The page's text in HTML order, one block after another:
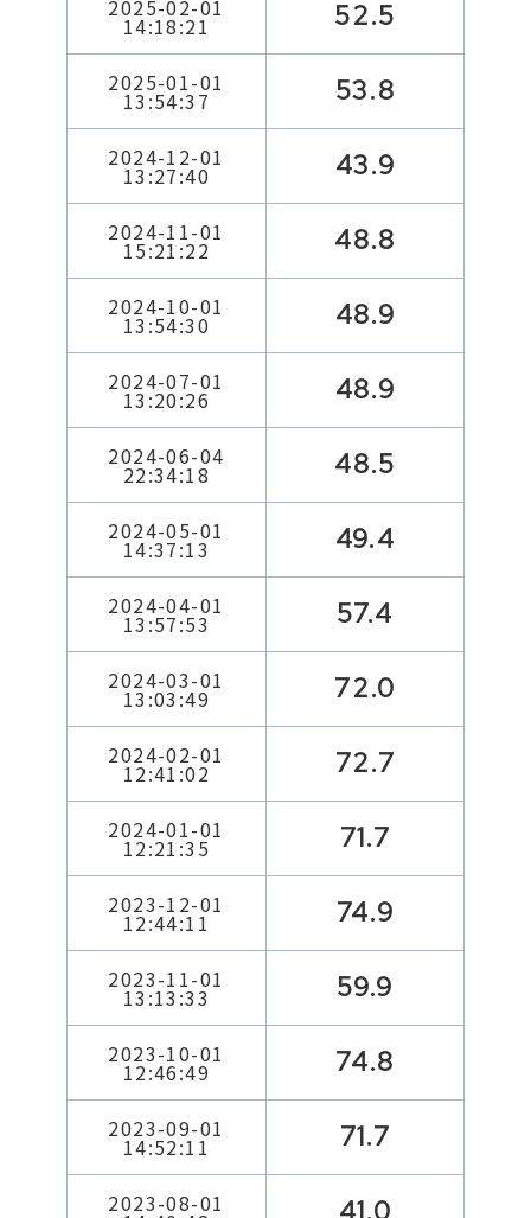
2025-02-01
14:18:21 52.5
2025-01-01
13:54:37 53.8
2024-12-01
13:27:40 43.9
2024-11-01
15:21:22 48.8
2024-10-01
13:54:30 48.9
2024-07-01
13:20:26 48.9
2024-06-04
22:34:18 48.5
2024-05-01
14:37:13 49.4
2024-04-01
13:57:53 57.4
2024-03-01
13:03:49 72.0
2024-02-01
12:41:02 72.7
2024-01-01
12:21:35 71.7
2023-12-01
12:44:11 74.9
2023-11-01
13:13:33 59.9
2023-10-01
12:46:49 74.8
2023-09-01
14:52:11 71.7
2023-08-01